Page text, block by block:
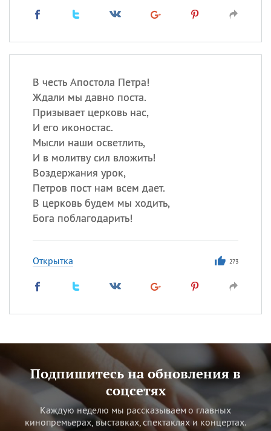
В честь Апостола Петра!
Ждали мы давно поста.
Призывает церковь нас,
И его иконостас.
Мысли наши осветлить,
И в молитву сил вложить!
Воздержания урок,
Петров пост нам всем дает.
В церковь будем мы ходить,
Бога поблагодарить!
Открытка 273
Подпишитесь на обновления в
соцсетях
Каждую неделю мы рассказываем о главных
кинопремьерах, выставках, спектаклях и концертах.